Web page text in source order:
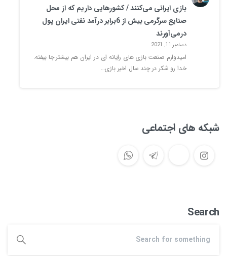
بازی ایرانی می‌کنند / کشورهایی داریم که از محل
صنایع سرگرمی بیش از 6برابر درآمد نفتی ایران پول
درمی‌آورند
دسامبر 11, 2021
امیدوارم صنعت بازی های رایانه ای در ایران هم بیشتر جا بیفته.
خدا رو شکر در چند سال اخیر بازی…
شبکه های اجتماعی
Search